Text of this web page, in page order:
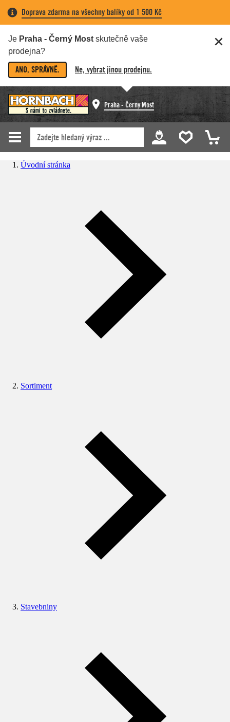
Doprava zdarma na všechny balíky od 1 500 Kč
Je Praha - Černý Most skutečně vaše
prodejna?
ANO, SPRÁVNĚ. Ne, vybrat jinou prodejnu.
Praha - Černý Most
Úvodní stránka
Sortiment
Stavebniny